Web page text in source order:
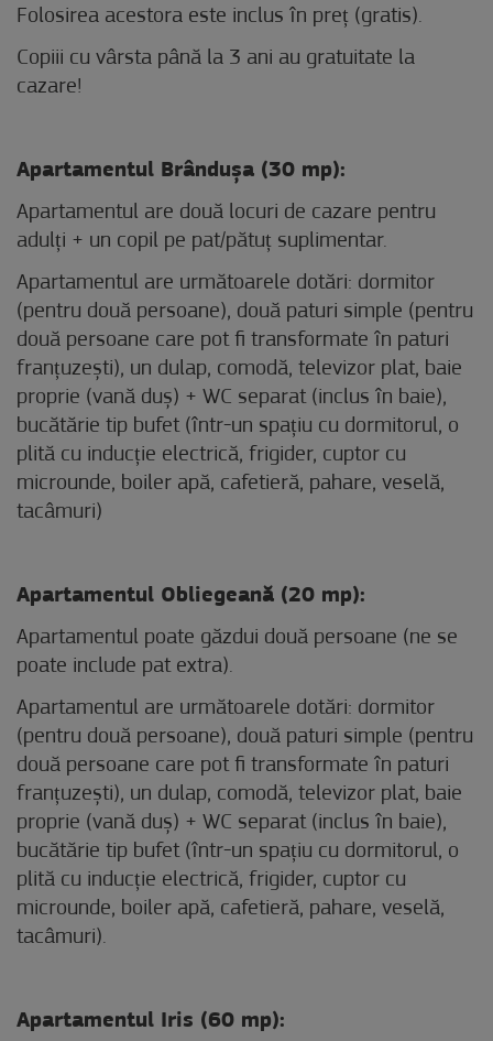
Folosirea acestora este inclus în preț (gratis).
Copiii cu vârsta până la 3 ani au gratuitate la
cazare!
Apartamentul Brândușa (30 mp):
Apartamentul are două locuri de cazare pentru
adulți + un copil pe pat/pătuț suplimentar.
Apartamentul are următoarele dotări: dormitor
(pentru două persoane), două paturi simple (pentru
două persoane care pot fi transformate în paturi
franțuzești), un dulap, comodă, televizor plat, baie
proprie (vană duș) + WC separat (inclus în baie),
bucătărie tip bufet (într-un spațiu cu dormitorul, o
plită cu inducție electrică, frigider, cuptor cu
microunde, boiler apă, cafetieră, pahare, veselă,
tacâmuri)
Apartamentul Obliegeană (20 mp):
Apartamentul poate găzdui două persoane (ne se
poate include pat extra).
Apartamentul are următoarele dotări: dormitor
(pentru două persoane), două paturi simple (pentru
două persoane care pot fi transformate în paturi
franțuzești), un dulap, comodă, televizor plat, baie
proprie (vană duș) + WC separat (inclus în baie),
bucătărie tip bufet (într-un spațiu cu dormitorul, o
plită cu inducție electrică, frigider, cuptor cu
microunde, boiler apă, cafetieră, pahare, veselă,
tacâmuri).
Apartamentul Iris (60 mp):